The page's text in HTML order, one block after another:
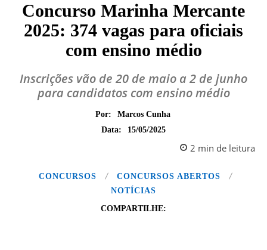
Concurso Marinha Mercante
2025: 374 vagas para oficiais
com ensino médio
Inscrições vão de 20 de maio a 2 de junho
para candidatos com ensino médio
Por:
Marcos Cunha
Data:
15/05/2025
2 min de leitura
CONCURSOS
CONCURSOS ABERTOS
NOTÍCIAS
COMPARTILHE: